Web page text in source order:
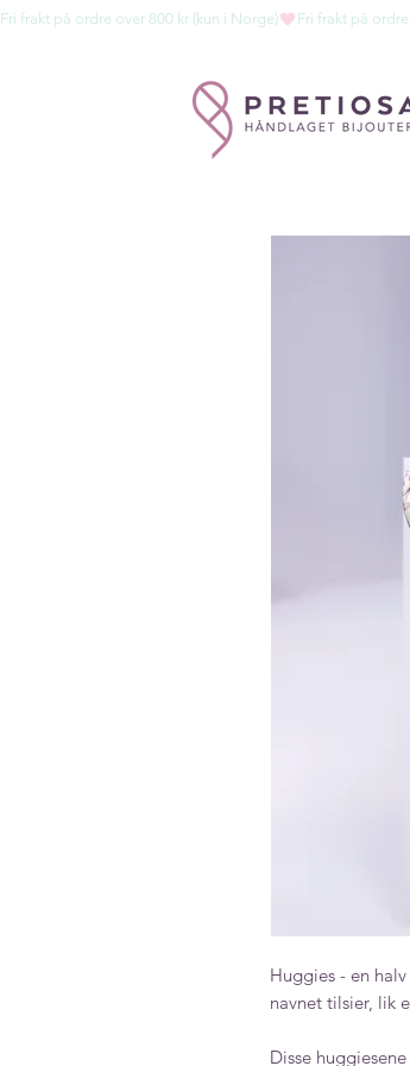
Fri frakt på ordre over 800 kr (kun i Norge)
Huggies - en
navnet tilsier, lik
Disse